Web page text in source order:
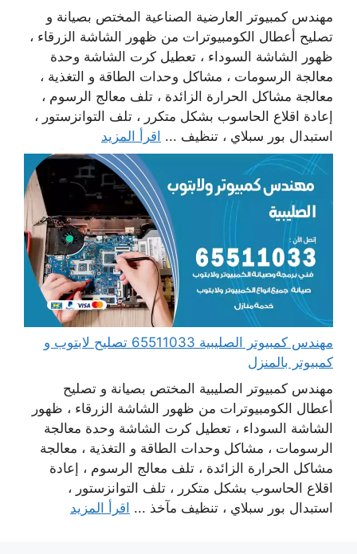
مهندس كمبيوتر العارضية الصناعية المختص بصيانة و
تصليح أعطال الكومبيوترات من ظهور الشاشة الزرقاء ،
ظهور الشاشة السوداء ، تعطيل كرت الشاشة وحدة
معالجة الرسومات ، مشاكل وحدات الطاقة و التغذية ،
معالجة مشاكل الحرارة الزائدة ، تلف معالج الرسوم ،
إعادة اقلاع الحاسوب بشكل متكرر ، تلف التوانزستور ،
استبدال بور سبلاي ، تنظيف ... اقرأ المزيد
مهندس كمبيوتر الصليبية 65511033 تصليح لابتوب و
كمبيوتر بالمنزل
مهندس كمبيوتر الصليبية المختص بصيانة و تصليح
أعطال الكومبيوترات من ظهور الشاشة الزرقاء ، ظهور
الشاشة السوداء ، تعطيل كرت الشاشة وحدة معالجة
الرسومات ، مشاكل وحدات الطاقة و التغذية ، معالجة
مشاكل الحرارة الزائدة ، تلف معالج الرسوم ، إعادة
اقلاع الحاسوب بشكل متكرر ، تلف التوانزستور ،
استبدال بور سبلاي ، تنظيف مآخذ ... اقرأ المزيد